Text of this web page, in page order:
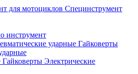
Специнструмент
инструмент
Гайковерты
Электрические